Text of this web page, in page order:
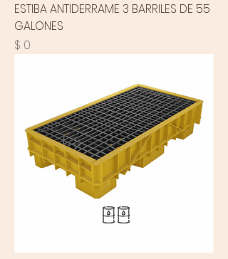
ESTIBA ANTIDERRAME 3 BARRILES DE 55
GALONES
Precio
$ 0